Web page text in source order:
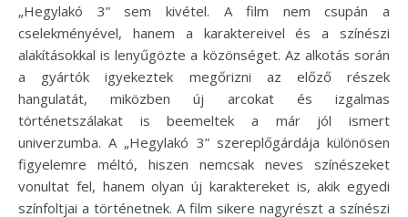
„Hegylakó 3” sem kivétel. A film nem csupán a
cselekményével, hanem a karaktereivel és a színészi
alakításokkal is lenyűgözte a közönséget. Az alkotás során
a gyártók igyekeztek megőrizni az előző részek
hangulatát, miközben új arcokat és izgalmas
történetszálakat is beemeltek a már jól ismert
univerzumba. A „Hegylakó 3” szereplőgárdája különösen
figyelemre méltó, hiszen nemcsak neves színészeket
vonultat fel, hanem olyan új karaktereket is, akik egyedi
színfoltjai a történetnek. A film sikere nagyrészt a színészi